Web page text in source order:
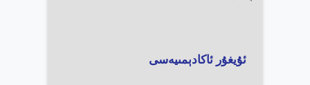
ئۇيغۇر ئاكادېمىيەسى